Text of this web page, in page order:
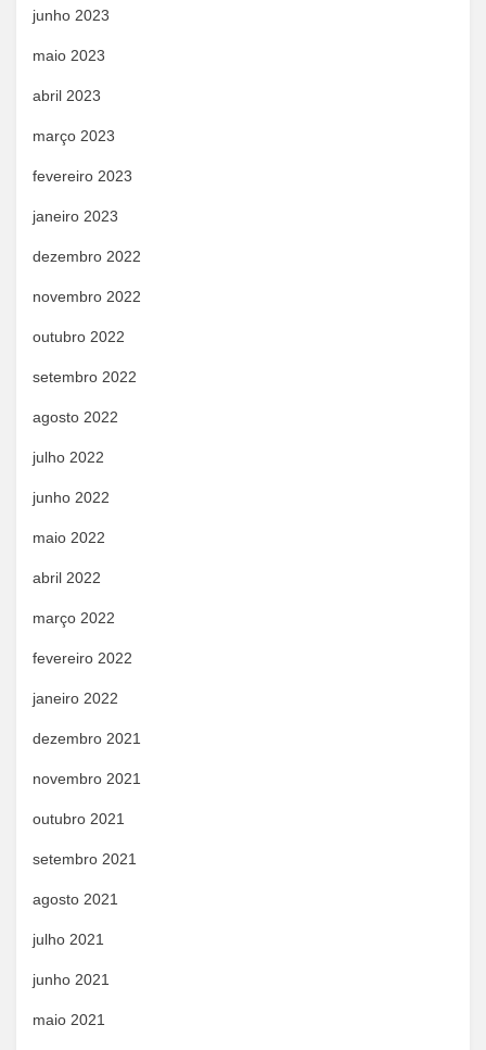
junho 2023
maio 2023
abril 2023
março 2023
fevereiro 2023
janeiro 2023
dezembro 2022
novembro 2022
outubro 2022
setembro 2022
agosto 2022
julho 2022
junho 2022
maio 2022
abril 2022
março 2022
fevereiro 2022
janeiro 2022
dezembro 2021
novembro 2021
outubro 2021
setembro 2021
agosto 2021
julho 2021
junho 2021
maio 2021